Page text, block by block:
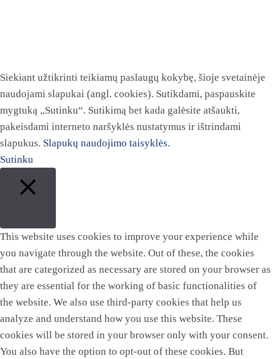
Siekiant užtikrinti teikiamų paslaugų kokybę, šioje svetainėje
naudojami slapukai (angl. cookies). Sutikdami, paspauskite
mygtuką „Sutinku“. Sutikimą bet kada galėsite atšaukti,
pakeisdami interneto naršyklės nustatymus ir ištrindami
slapukus. Slapukų naudojimo taisyklės.
Sutinku
This website uses cookies to improve your experience while
you navigate through the website. Out of these, the cookies
that are categorized as necessary are stored on your browser as
they are essential for the working of basic functionalities of
the website. We also use third-party cookies that help us
analyze and understand how you use this website. These
cookies will be stored in your browser only with your consent.
You also have the option to opt-out of these cookies. But